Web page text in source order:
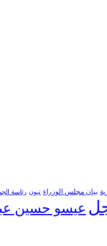
بيان مجلس الوزراء تبون رئاسة
عيسو حسين